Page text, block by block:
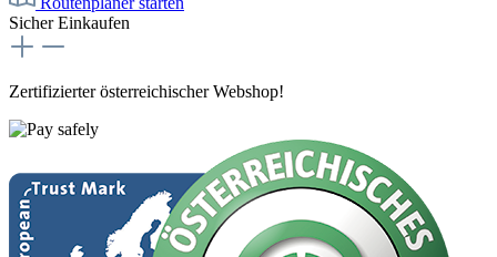
Sicher Einkaufen
Zertifizierter österreichischer Webshop!